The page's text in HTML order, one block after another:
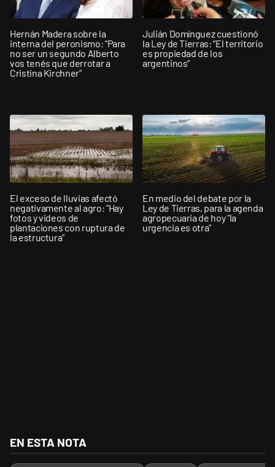
Hernán Madera sobre la
interna del peronismo: "Para
no ser un segundo Alberto
vos tenés que derrotar a
Cristina Kirchner”
Julián Domínguez cuestionó
la Ley de Tierras: “El territorio
es propiedad de los
argentinos”
El exceso de lluvias afectó
negativamente al agro: "Hay
fotos y videos de
plantaciones con ruptura de
la estructura"
En medio del debate por la
Ley de Tierras, para la agenda
agropecuaria de hoy "la
urgencia es otra"
EN ESTA NOTA